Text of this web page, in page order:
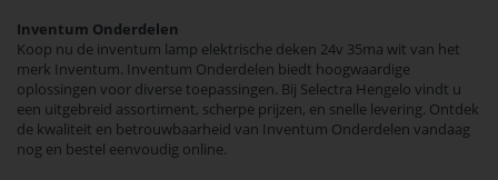
Inventum Onderdelen
Koop nu de inventum lamp elektrische deken 24v 35ma wit van het
merk Inventum. Inventum Onderdelen biedt hoogwaardige
oplossingen voor diverse toepassingen. Bij Selectra Hengelo vindt u
een uitgebreid assortiment, scherpe prijzen, en snelle levering. Ontdek
de kwaliteit en betrouwbaarheid van Inventum Onderdelen vandaag
nog en bestel eenvoudig online.